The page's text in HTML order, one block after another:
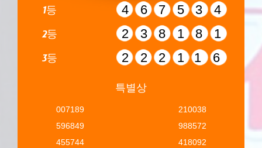
1등 467534
2등 238181
3등 222116
특별상
007189
596849
455744
210038
988572
418092